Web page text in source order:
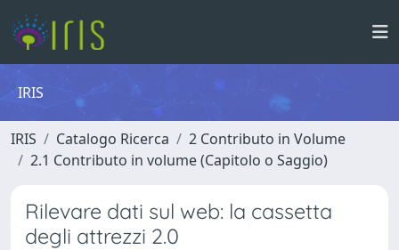
IRIS
IRIS Catalogo Ricerca
2 Contributo in Volume
2.1 Contributo in volume (Capitolo o Saggio)
Rilevare dati sul web: la cassetta
degli attrezzi 2.0